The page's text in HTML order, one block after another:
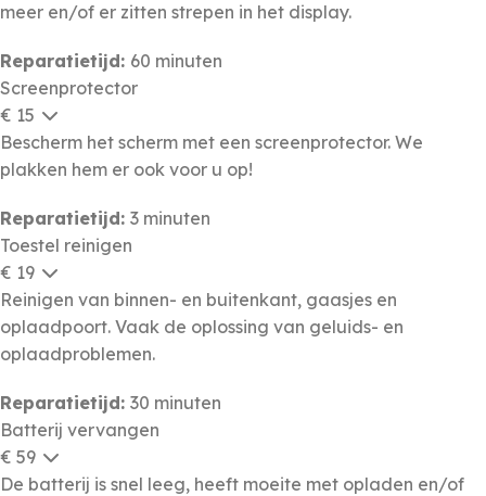
meer en/of er zitten strepen in het display.
Reparatietijd: 60 minuten
Screenprotector
€ 15
Bescherm het scherm met een screenprotector. We
plakken hem er ook voor u op!
Reparatietijd: 3 minuten
Toestel reinigen
€ 19
Reinigen van binnen- en buitenkant, gaasjes en
oplaadpoort. Vaak de oplossing van geluids- en
oplaadproblemen.
Reparatietijd: 30 minuten
Batterij vervangen
€ 59
De batterij is snel leeg, heeft moeite met opladen en/of